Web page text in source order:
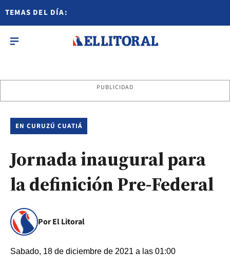
TEMAS DEL DÍA:
PUBLICIDAD
EN CURUZÚ CUATIÁ
Jornada inaugural para
la definición Pre-Federal
Por El Litoral
Sabado, 18 de diciembre de 2021 a las 01:00